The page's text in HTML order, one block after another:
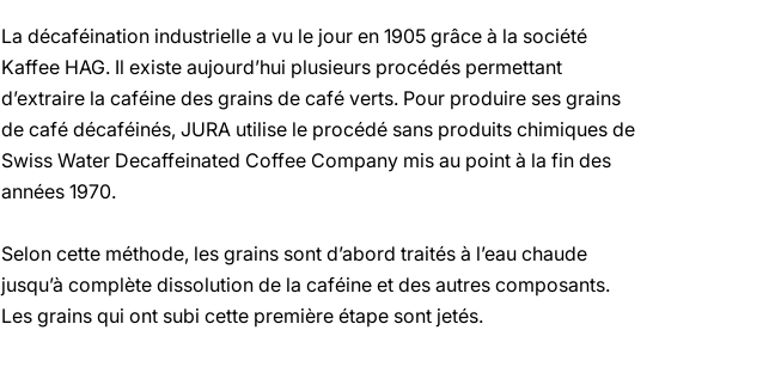
La décaféination industrielle a vu le jour en 1905 grâce à la société
Kaffee HAG. Il existe aujourd’hui plusieurs procédés permettant
d’extraire la caféine des grains de café verts. Pour produire ses grains
de café décaféinés, JURA utilise le procédé sans produits chimiques de
Swiss Water Decaffeinated Coffee Company mis au point à la fin des
années 1970.
Selon cette méthode, les grains sont d’abord traités à l’eau chaude
jusqu’à complète dissolution de la caféine et des autres composants.
Les grains qui ont subi cette première étape sont jetés.